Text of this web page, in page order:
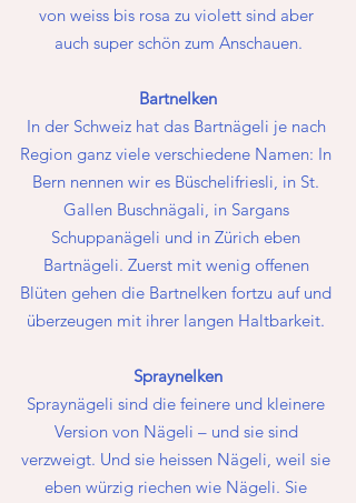
von weiss bis rosa zu violett sind aber
auch super schön zum Anschauen.
Bartnelken
In der Schweiz hat das Bartnägeli je nach
Region ganz viele verschiedene Namen: In
Bern nennen wir es Büschelifriesli, in St.
Gallen Buschnägali, in Sargans
Schuppanägeli und in Zürich eben
Bartnägeli. Zuerst mit wenig offenen
Blüten gehen die Bartnelken fortzu auf und
überzeugen mit ihrer langen Haltbarkeit.
Spraynelken
Spraynägeli sind die feinere und kleinere
Version von Nägeli – und sie sind
verzweigt. Und sie heissen Nägeli, weil sie
eben würzig riechen wie Nägeli. Sie